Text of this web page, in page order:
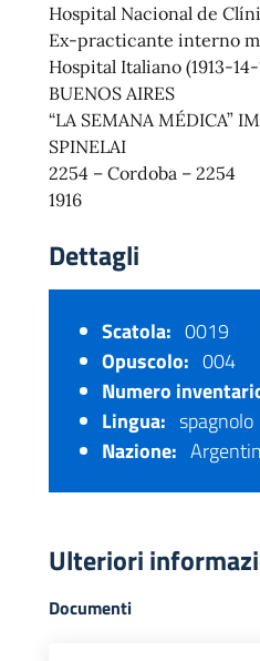
Hospital Nacional de
Ex-practicante interno
Hospital Italiano (1913-
BUENOS AIRES
“LA SEMANA MÉDICA”
SPINELAI
2254 – Cordoba – 2254
1916
Dettagli
Scatola: 0019
Opuscolo: 004
Numero
Lingua: spagnolo
Nazione:
Ulteriori
Documenti